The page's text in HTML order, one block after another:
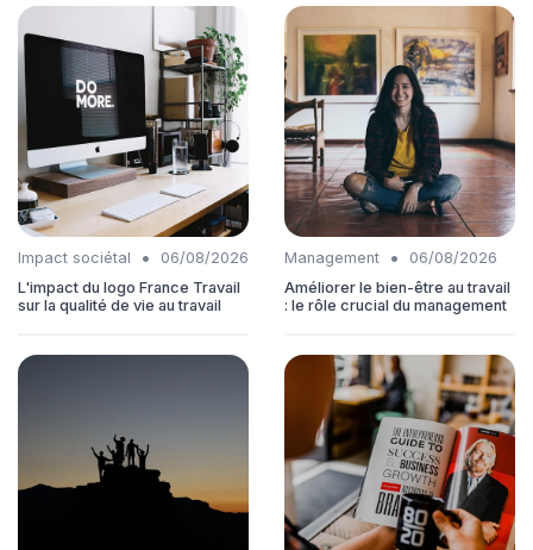
Impact sociétal •
06/08/2026
L'impact du logo France Travail
sur la qualité de vie au travail
Management •
06/08/2026
Améliorer le bien-être au travail
: le rôle crucial du management